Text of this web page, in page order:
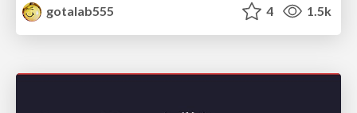
gotalab555
4 1.5k